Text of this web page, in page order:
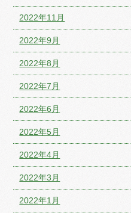
2022年11月
2022年9月
2022年8月
2022年7月
2022年6月
2022年5月
2022年4月
2022年3月
2022年1月